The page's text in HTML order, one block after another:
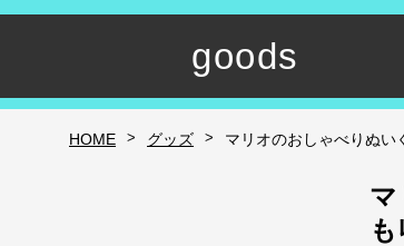
goods
HOME > グッズ > マリオのおしゃべりぬい